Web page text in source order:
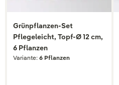
Grünpflanzen-Set
Pflegeleicht, Topf-Ø 12 cm,
6 Pflanzen
Variante: 6 Pflanzen